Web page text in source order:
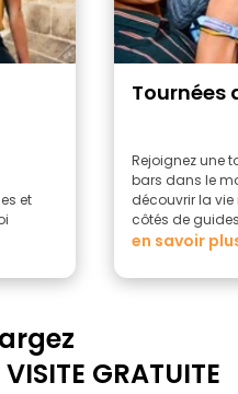
et
Tournées
Rejoignez une
bars dans le
découvrir la
côtés de
en savoir
GRATUITE